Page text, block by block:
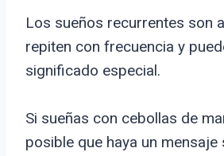
Los sueños recurrentes son
repiten con frecuencia y
significado especial.
Si sueñas con cebollas de
posible que haya un mensaje